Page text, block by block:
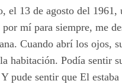
el 13 de agosto del 1961,
por mí para siempre, me
Cuando abrí los ojos,
habitación. Podía sentir
pude sentir que El estaba